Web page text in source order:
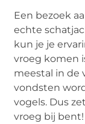
Een bezoek
echte
kun je je
vroeg komen
meestal in de
vondsten
vogels. Dus
vroeg bij bent!